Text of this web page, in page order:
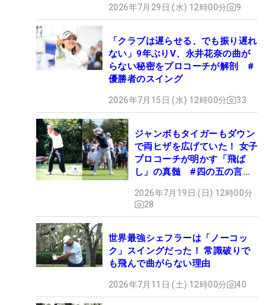
2026年7月29日 (水) 12時00分 9
「クラブは遅らせる、でも振り遅れ
ない」9年ぶりV、永井花奈の曲が
らない秘密をプロコーチが解剖 #
優勝者のスイング
2026年7月15日 (水) 12時00分 33
ジャンボもタイガーもダウン
で両ヒザを広げていた！ 女子
プロコーチが明かす「飛ば
し」の真髄 #四の五の言わ
2026年7月19日 (日) 12時00分
28
世界最強シェフラーは「ノーコッ
ク」スイングだった！ 常識破りで
も飛んで曲がらない理由
2026年7月11日 (土) 12時00分 40